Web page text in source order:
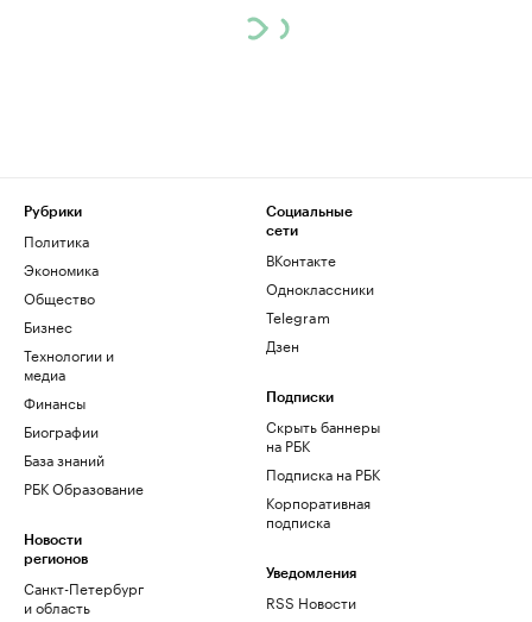
Рубрики
Политика
Экономика
Общество
Бизнес
Технологии и
медиа
Финансы
Биографии
База знаний
РБК Образование
Новости
регионов
Санкт-Петербург
и область
Социальные
сети
ВКонтакте
Одноклассники
Telegram
Дзен
Подписки
Скрыть баннеры
на РБК
Подписка на РБК
Корпоративная
подписка
Уведомления
RSS Новости